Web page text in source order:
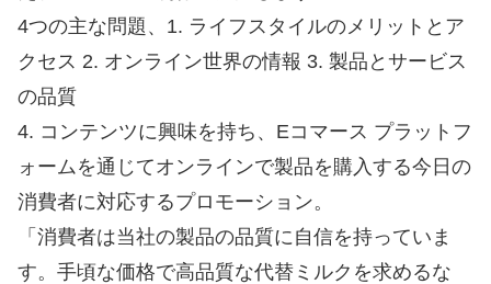
4つの主な問題、1. ライフスタイルのメリットとア
クセス 2. オンライン世界の情報 3. 製品とサービス
の品質
4. コンテンツに興味を持ち、Eコマース プラットフ
ォームを通じてオンラインで製品を購入する今日の
消費者に対応するプロモーション。
「消費者は当社の製品の品質に自信を持っていま
す。手頃な価格で高品質な代替ミルクを求めるな